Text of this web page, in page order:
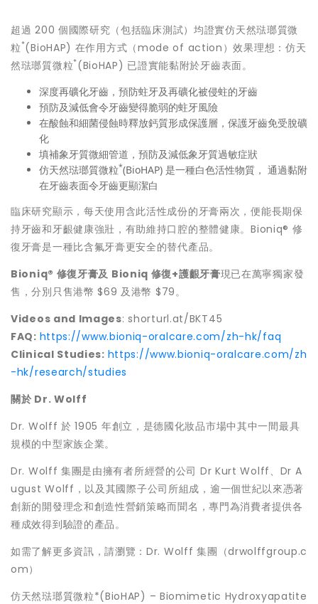
超過 200 個國際研究（包括臨床測試）均證實仿天然琺瑯質微
粒 *(BioHAP) 在作用方式（mode of action）效果理想：仿天
然琺瑯質微粒*(BioHAP) 已證實能黏附於牙齒表面。
深度再礦化牙齒，預防蛀牙及再礦化被侵蛀的牙齒
預防及減低會令牙齒變得脆弱的蛀牙風險
在酸蝕和細菌侵蝕時釋放鈣質形成保護層，保護牙齒免受脫礦
化
填補象牙質微細管道，預防及減低象牙質過敏症狀
仿天然琺瑯質微粒*(BioHAP) 是一種白色活性物質， 通過黏附
在牙齒表面令牙齒更顯潔白
臨床研究顯示，每天使用含此活性成份的牙膏兩次，便能長期保
持牙齒和牙齦健康強壯，有助維持口腔的整體健康。Bioniq® 修
復牙膏是一種比含氟牙膏更安全的替代產品。
Bioniq® 修復牙膏及 Bioniq 修復+護齦牙膏現已在萬寧獨家發
售，分別只售港幣 $69 及港幣 $79。
Videos and Images: shorturl.at/BKT45
FAQ: https://www.bioniq-oralcare.com/zh-hk/faq
Clinical Studies: https://www.bioniq-oralcare.com/zh
-hk/research/studies
關於 Dr. Wolff
Dr. Wolff 於 1905 年創立，是德國化妝品市場中其中一間最具
規模的中型家族企業。
Dr. Wolff 集團是由擁有者所經營的公司 Dr Kurt Wolff、Dr A
ugust Wolff，以及其國際子公司所組成，逾一個世紀以來憑著
創新的開發理念和創造性營銷策略而聞名，專門為消費者提供各
種成效得到驗證的產品。
如需了解更多資訊，請瀏覽：Dr. Wolff 集團（drwolffgroup.c
om）
仿天然琺瑯質微粒*(BioHAP) – Biomimetic Hydroxyapatite